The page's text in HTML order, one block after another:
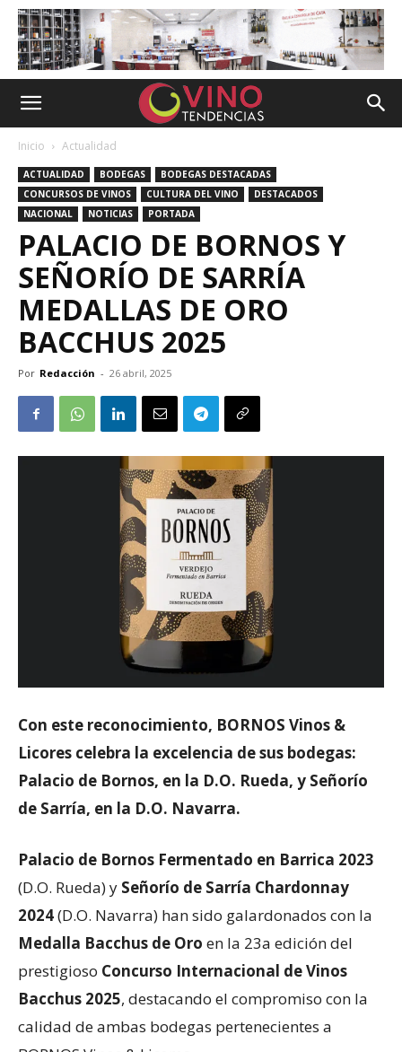
Inicio Actualidad
ACTUALIDAD BODEGAS
BODEGAS DESTACADAS
CONCURSOS DE VINOS
CULTURA DEL VINO
DESTACADOS
NACIONAL
NOTICIAS PORTADA
PALACIO DE BORNOS Y
SEÑORÍO DE SARRÍA
MEDALLAS DE ORO
BACCHUS 2025
Por Redacción - 26 abril, 2025
Con este reconocimiento, BORNOS Vinos &
Licores celebra la excelencia de sus bodegas:
Palacio de Bornos, en la D.O. Rueda, y Señorío
de Sarría, en la D.O. Navarra.
Palacio de Bornos Fermentado en Barrica 2023
(D.O. Rueda) y Señorío de Sarría Chardonnay
2024(D.O. Navarra) han sido galardonados con la
Medalla Bacchus de Oro en la 23a edición del
prestigioso Concurso Internacional de Vinos
Bacchus 2025, destacando el compromiso con la
calidad de ambas bodegas pertenecientes a